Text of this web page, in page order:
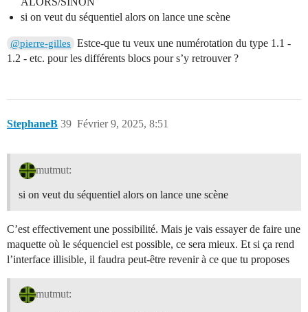
si on veut du séquentiel alors on lance une scène
@pierre-gilles Estce-que tu veux une numérotation du type 1.1 -
1.2 - etc. pour les différents blocs pour s’y retrouver ?
StephaneB Février 9, 2025, 8:51
39
mutmut:
si on veut du séquentiel alors on lance une scène
C’est effectivement une possibilité. Mais je vais essayer de faire une
maquette où le séquenciel est possible, ce sera mieux. Et si ça rend
l’interface illisible, il faudra peut-être revenir à ce que tu proposes
mutmut: